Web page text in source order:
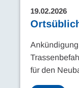
19.02.2026
für den